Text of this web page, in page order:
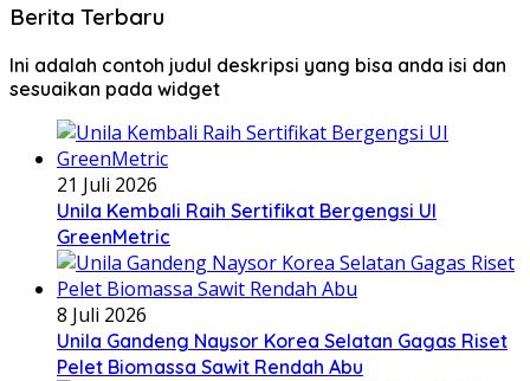
Berita Terbaru
Ini adalah contoh judul deskripsi yang bisa anda isi dan
sesuaikan pada widget
21 Juli 2026
Unila Kembali Raih Sertifikat Bergengsi UI
GreenMetric
8 Juli 2026
Unila Gandeng Naysor Korea Selatan Gagas Riset
Pelet Biomassa Sawit Rendah Abu